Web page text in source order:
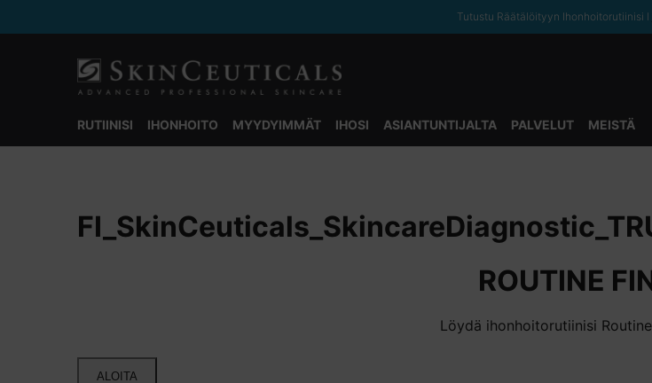
Tutustu Räätälöityyn Ihonhoitorutiinisi ǀ
RUTIINISI IHONHOITO MYYDYIMMÄT IHOSI ASIANTUNTIJALTA PALVELUT MEISTÄ